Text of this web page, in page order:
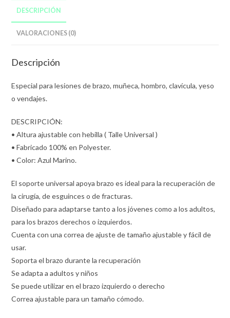
DESCRIPCIÓN
VALORACIONES (0)
Descripción
Especial para lesiones de brazo, muñeca, hombro, clavícula, yeso
o vendajes.
DESCRIPCIÓN:
• Altura ajustable con hebilla ( Talle Universal )
• Fabricado 100% en Polyester.
• Color: Azul Marino.
El soporte universal apoya brazo es ideal para la recuperación de
la cirugía, de esguinces o de fracturas.
Diseñado para adaptarse tanto a los jóvenes como a los adultos,
para los brazos derechos o izquierdos.
Cuenta con una correa de ajuste de tamaño ajustable y fácil de
usar.
Soporta el brazo durante la recuperación
Se adapta a adultos y niños
Se puede utilizar en el brazo izquierdo o derecho
Correa ajustable para un tamaño cómodo.